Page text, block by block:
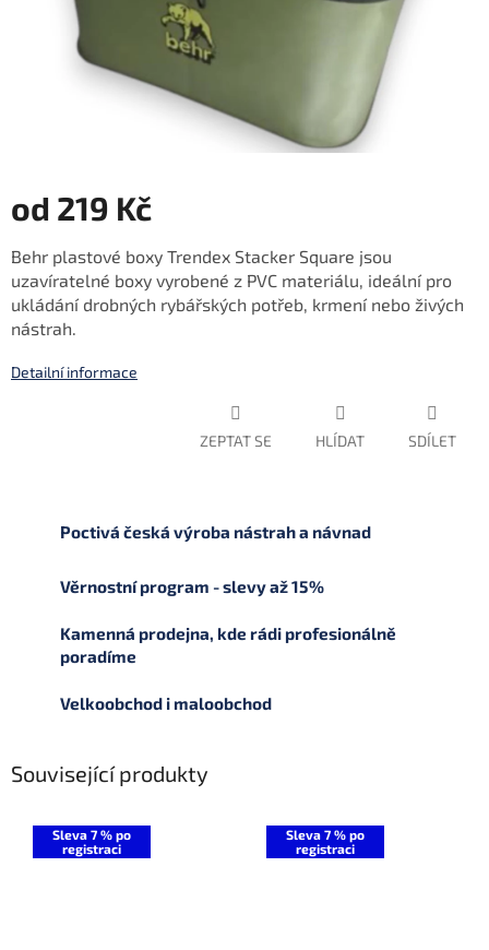
od 219 Kč
cena:
Behr plastové boxy Trendex Stacker Square jsou
uzavíratelné boxy vyrobené z PVC materiálu, ideální pro
ukládání drobných rybářských potřeb, krmení nebo živých
nástrah.
Detailní informace
ZEPTAT SE HLÍDAT SDÍLET
Poctivá česká výroba nástrah a návnad
Věrnostní program - slevy až 15%
Kamenná prodejna, kde rádi profesionálně
poradíme
Velkoobchod i maloobchod
Související produkty
Sleva 7 % po
registraci
Sleva 7 % po
registraci